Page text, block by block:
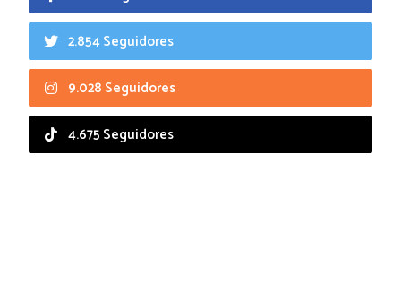
2.854 Seguidores
9.028 Seguidores
4.675 Seguidores